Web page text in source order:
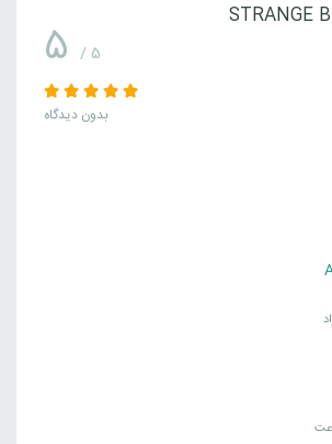
STRANGE
5 / 5
بدون دیدگاه